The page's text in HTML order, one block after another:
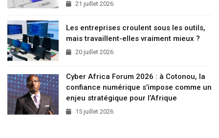
21 juillet 2026
Les entreprises croulent sous les outils,
mais travaillent-elles vraiment mieux ?
20 juillet 2026
Cyber Africa Forum 2026 : à Cotonou, la
confiance numérique s’impose comme un
enjeu stratégique pour l’Afrique
15 juillet 2026